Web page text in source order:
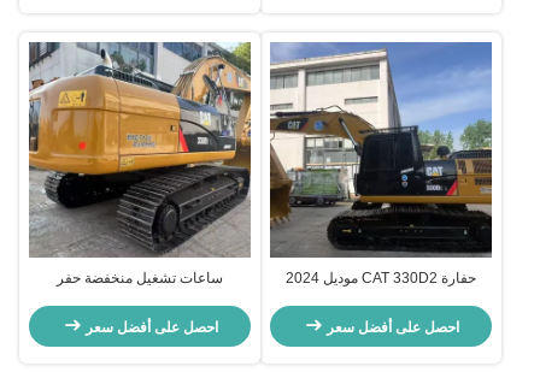
حفارة CAT 330D2 موديل 2024
CAT7.1ACERT وسرعة مقدرة تبلغ
5.3 كم/ساعة
احصل على أفضل سعر
ساعات تشغيل منخفضة حفر
دائمة والقدرة على 30 طن
احصل على أفضل سعر